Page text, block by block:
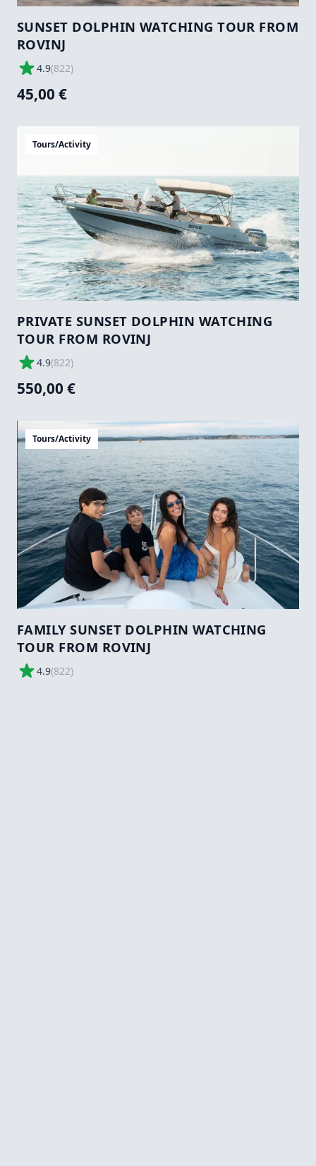
SUNSET DOLPHIN WATCHING TOUR FROM
ROVINJ
4.9(822)
45,00 €
Tours/Activity
PRIVATE SUNSET DOLPHIN WATCHING
TOUR FROM ROVINJ
4.9(822)
550,00 €
Tours/Activity
FAMILY SUNSET DOLPHIN WATCHING
TOUR FROM ROVINJ
4.9(822)